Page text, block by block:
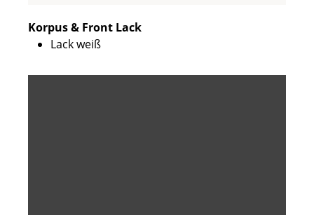
Korpus & Front Lack
Lack weiß